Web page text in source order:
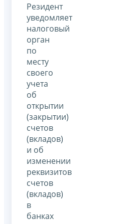
Резидент
уведомляет
налоговый
орган
по
месту
своего
учета
об
открытии
(закрытии)
счетов
(вкладов)
и об
изменении
реквизитов
счетов
(вкладов)
в
банках